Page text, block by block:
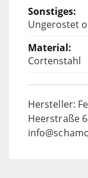
Ungerostet
Cortenstahl
Hersteller:
Heerstraße